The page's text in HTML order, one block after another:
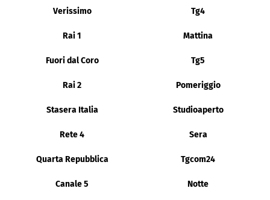
Verissimo Tg4
Rai 1 Mattina
Fuori dal Coro Tg5
Rai 2 Pomeriggio
Stasera Italia Studioaperto
Rete 4 Sera
Quarta Repubblica Tgcom24
Canale 5 Notte